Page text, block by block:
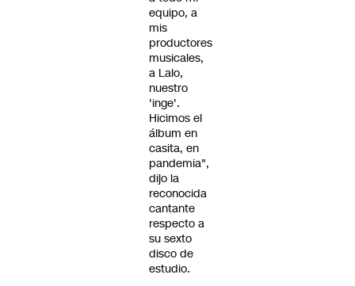
equipo, a
mis
productores
musicales,
a Lalo,
nuestro
'inge'.
Hicimos el
álbum en
casita, en
pandemia",
dijo la
reconocida
cantante
respecto a
su sexto
disco de
estudio.